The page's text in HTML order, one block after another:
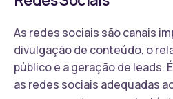
As redes sociais são canais
divulgação de conteúdo, o
público e a geração de leads.
as redes sociais adequadas